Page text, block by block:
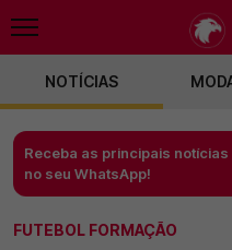
NOTÍCIAS
Receba as principais notícias
no seu WhatsApp!
FUTEBOL FORMAÇÃO